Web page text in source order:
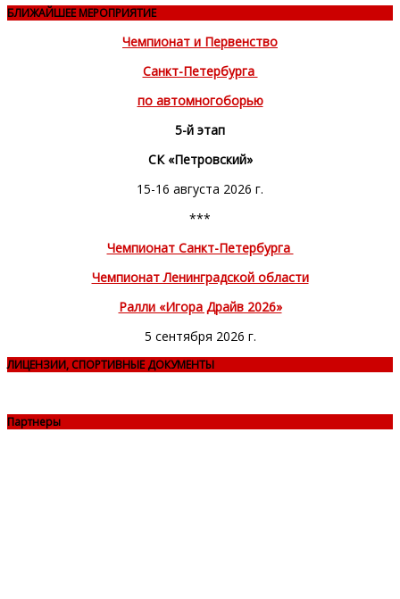
БЛИЖАЙШЕЕ МЕРОПРИЯТИЕ
Чемпионат и Первенство
Санкт-Петербурга
по автомногоборью
5-й этап
СК «Петровский»
15-16 августа 2026 г.
***
Чемпионат Санкт-Петербурга
Чемпионат Ленинградской области
Ралли «Игора Драйв 2026»
5 сентября 2026 г.
ЛИЦЕНЗИИ, СПОРТИВНЫЕ ДОКУМЕНТЫ
Партнеры